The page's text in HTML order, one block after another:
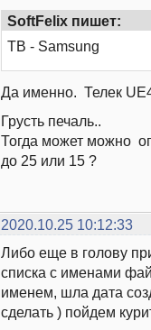
SoftFelix пишет:
ТВ - Samsung
Да именно. Телек
Грусть печаль..
Тогда может можно
до 25 или 15 ?
2020.10.25 10:12:33
Либо еще в голову
списка с именами
именем, шла дата
сделать ) пойдем